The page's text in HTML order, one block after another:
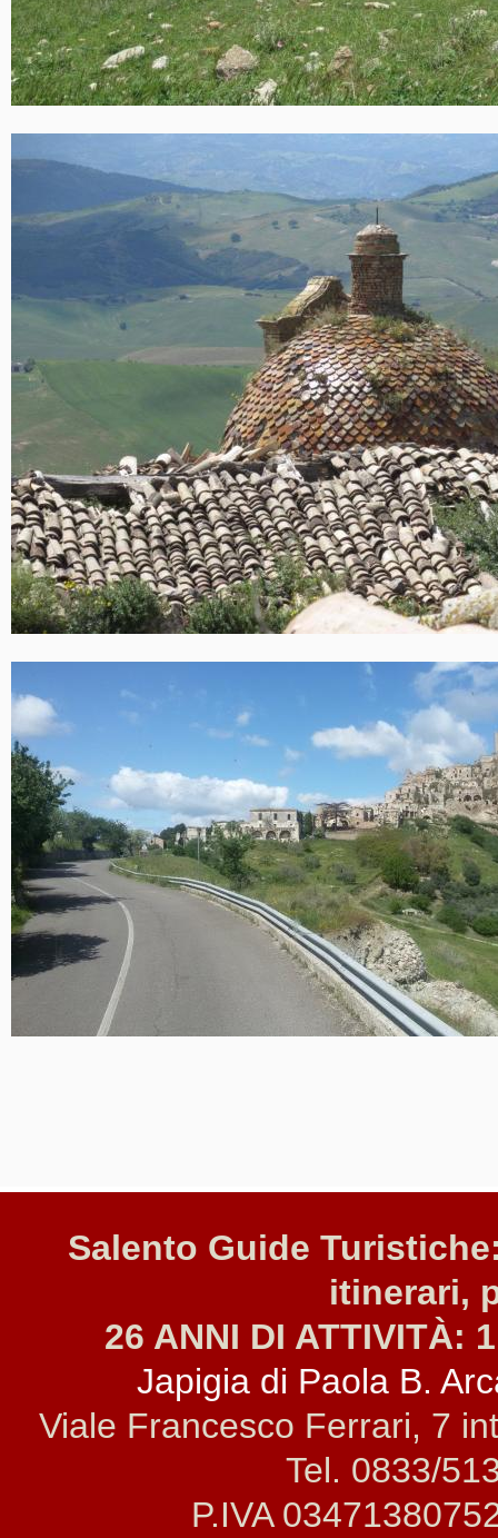
Salento Guide
itinerari,
26 ANNI DI ATTIVITÀ:
Japigia di Paola B.
Viale Francesco Ferrari, 7
Tel. 0833/
P.IVA